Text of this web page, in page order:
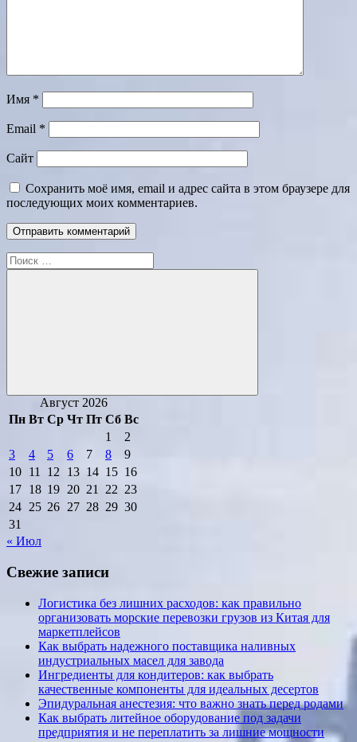
Имя *
Email *
Сайт
Сохранить моё имя, email и адрес сайта в этом браузере для
последующих моих комментариев.
Поиск
для:
Поиск
Август 2026
Пн Вт Ср Чт Пт Сб Вс
1
2
3
4 5 6 7 8
9
10 11 12 13 14 15 16
17 18 19 20 21 22 23
24 25 26 27 28 29 30
31
« Июл
Свежие записи
Логистика без лишних расходов: как правильно
организовать морские перевозки грузов из Китая для
маркетплейсов
Как выбрать надежного поставщика наливных
индустриальных масел для завода
Ингредиенты для кондитеров: как выбрать
качественные компоненты для идеальных десертов
Эпидуральная анестезия: что важно знать перед родами
Как выбрать литейное оборудование под задачи
предприятия и не переплатить за лишние мощности